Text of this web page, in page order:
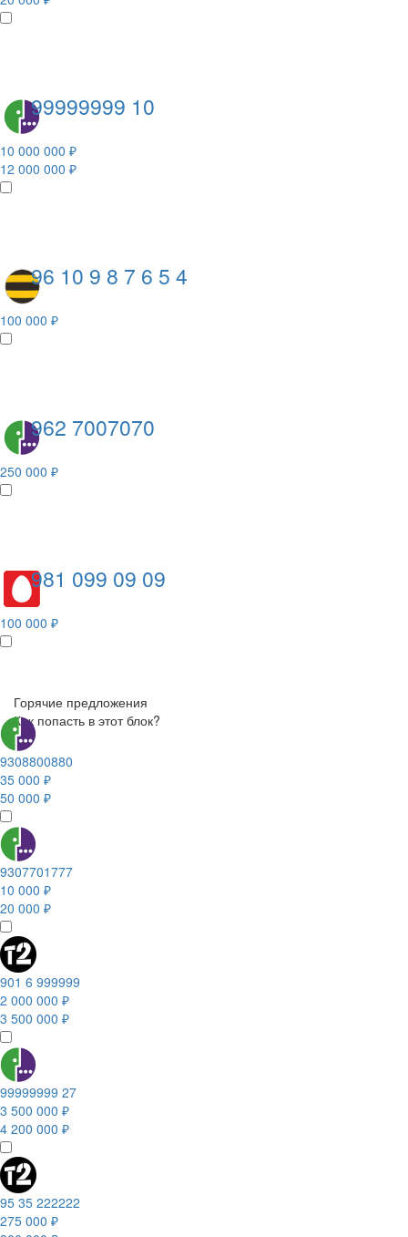
99999999 10
10 000 000 ₽
12 000 000 ₽
96 10 9 8 7 6 5 4
100 000 ₽
962 7007070
250 000 ₽
981 099 09 09
100 000 ₽
Горячие предложения
Как попасть в этот блок?
9308800880
35 000 ₽
50 000 ₽
9307701777
10 000 ₽
20 000 ₽
901 6 999999
2 000 000 ₽
3 500 000 ₽
99999999 27
3 500 000 ₽
4 200 000 ₽
95 35 222222
275 000 ₽